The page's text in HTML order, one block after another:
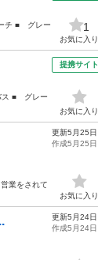
チ ■ グレー
1
お気に入り
■ グレー
提携サイト
お気に入り
営業をされて
更新5月25日
作成5月25日
お気に入り
更新5月24日
作成5月24日